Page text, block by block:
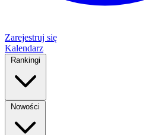
Zarejestruj się
Kalendarz
Rankingi
Nowości